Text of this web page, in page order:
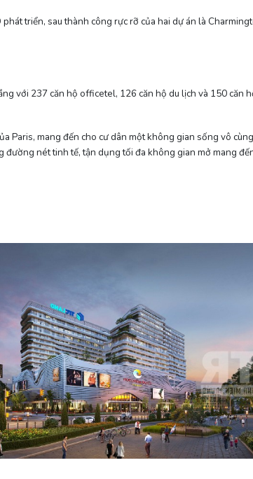
triển, sau thành công rực rỡ của hai dự án là
với 237 căn hộ officetel, 126 căn hộ du lịch và 150 căn
Paris, mang đến cho cư dân một không gian sống vô
nét tinh tế, tận dụng tối đa không gian mở mang